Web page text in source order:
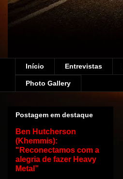
Início Entrevistas
Photo Gallery
Postagem em destaque
Ben Hutcherson
(Khemmis):
"Reconectamos com a
alegria de fazer Heavy
Metal”